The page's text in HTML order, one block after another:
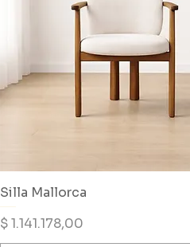
Silla Mallorca
Precio
$ 1.141.178,00